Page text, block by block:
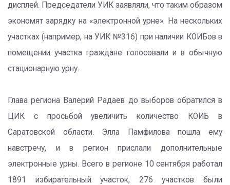
дисплей. Председатели УИК заявляли, что таким образом
экономят зарядку на «электронной урне». На нескольких
участках (например, на УИК №316) при наличии КОИБов в
помещении участка граждане голосовали и в обычную
стационарную урну.
Глава региона Валерий Радаев до выборов обратился в
ЦИК с просьбой увеличить количество КОИБ в
Саратовской области. Элла Памфилова пошла ему
навстречу, и в регион прислали дополнительные
электронные урны. Всего в регионе 10 сентября работал
1891 избирательный участок, 276 участков были